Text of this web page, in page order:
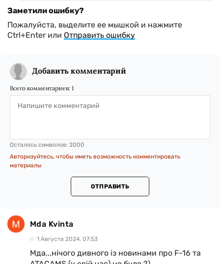
Заметили ошибку?
Пожалуйста, выделите ее мышкой и нажмите
Ctrl+Enter или Отправить ошибку
Добавить комментарий
Всего комментариев: 1
Осталось символов: 2000
Авторизуйтесь, чтобы иметь возможность комментировать
материалы
ОТПРАВИТЬ
Mda Kvinta
1 Августа 2024, 07:53
Мда...нічого дивного із новинами про F-16 та